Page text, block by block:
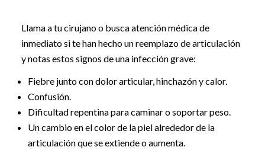
Llama a tu cirujano o busca atención médica de
inmediato si te han hecho un reemplazo de articulación
y notas estos signos de una infección grave:
Fiebre junto con dolor articular, hinchazón y calor.
Confusión.
Dificultad repentina para caminar o soportar peso.
Un cambio en el color de la piel alrededor de la
articulación que se extiende o aumenta.